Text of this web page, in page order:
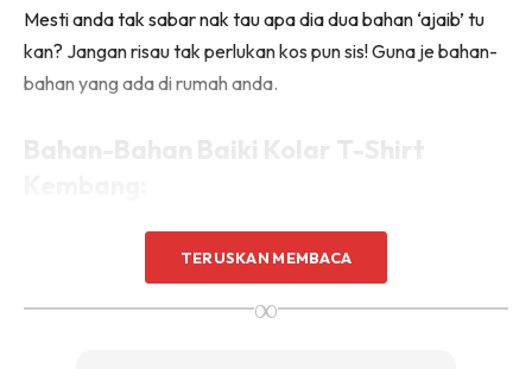
Mesti anda tak sabar nak tau apa dia dua bahan ‘ajaib’ tu
kan? Jangan risau tak perlukan kos pun sis! Guna je bahan-
bahan yang ada di rumah anda.
TERUSKAN MEMBACA
∞